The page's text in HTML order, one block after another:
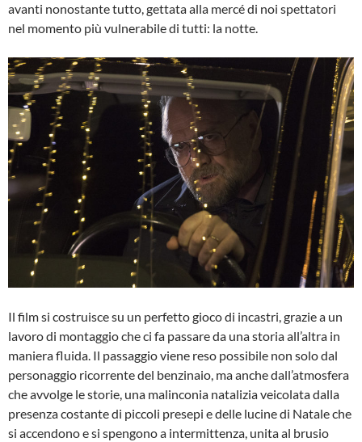
avanti nonostante tutto, gettata alla mercé di noi spettatori
nel momento più vulnerabile di tutti: la notte.
Il film si costruisce su un perfetto gioco di incastri, grazie a un
lavoro di montaggio che ci fa passare da una storia all’altra in
maniera fluida. Il passaggio viene reso possibile non solo dal
personaggio ricorrente del benzinaio, ma anche dall’atmosfera
che avvolge le storie, una malinconia natalizia veicolata dalla
presenza costante di piccoli presepi e delle lucine di Natale che
si accendono e si spengono a intermittenza, unita al brusio